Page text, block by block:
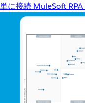
単に接続 MuleSoft RPA